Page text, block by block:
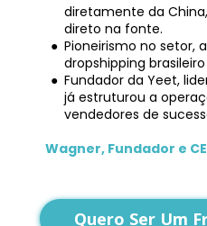
diretamente da
direto na fonte.
Pioneirismo no setor,
dropshipping brasileiro
Fundador da Yeet,
já estruturou a
vendedores de
Wagner, Fundador e
Quero Ser Um